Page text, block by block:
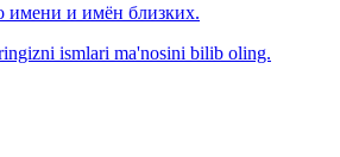
имени и имён близких.
ismlari ma'nosini bilib oling.